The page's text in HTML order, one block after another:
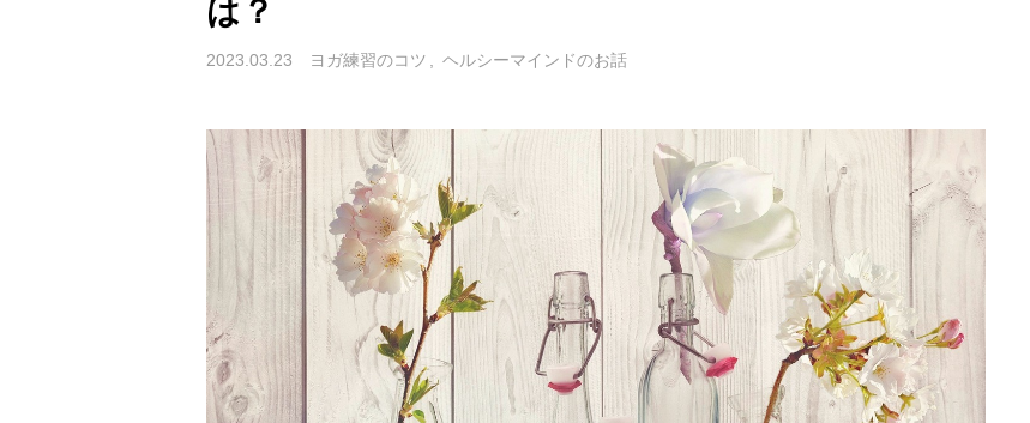
は？
2023.03.23 ヨガ練習のコツ ヘルシーマインドのお話